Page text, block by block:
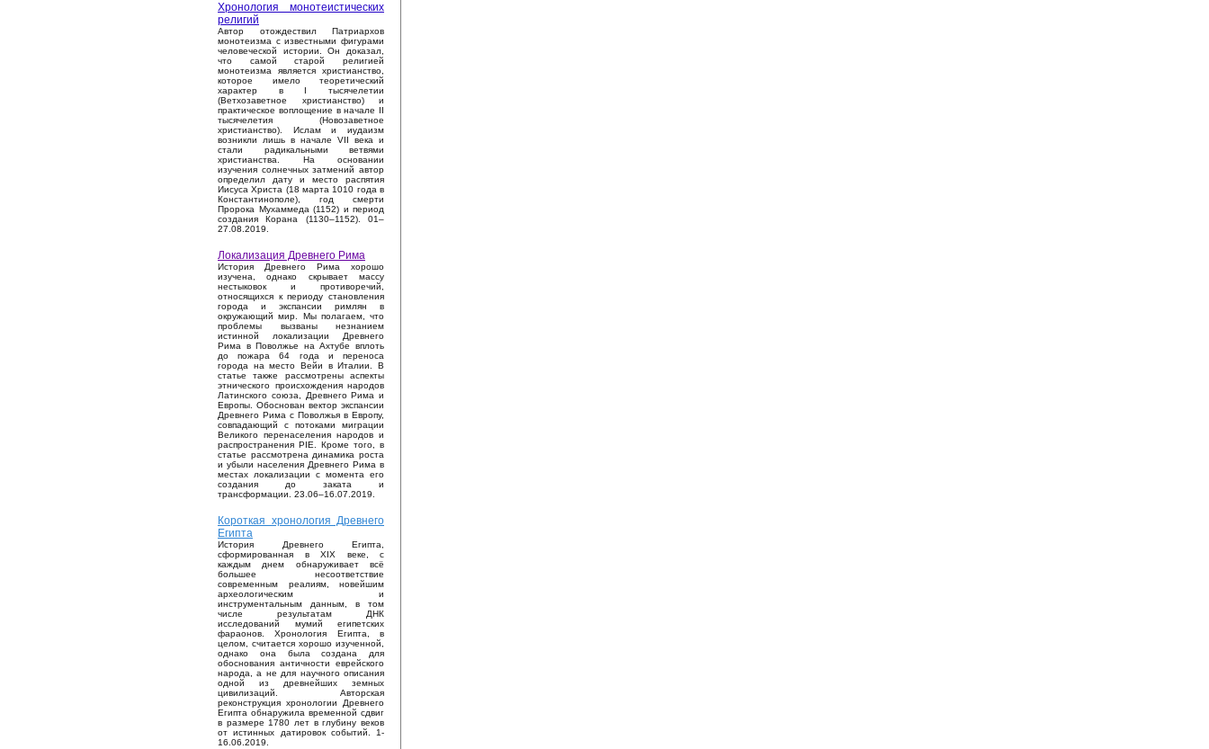
Хронология монотеистических
религий
Автор отождествил Патриархов
монотеизма с известными фигурами
человеческой истории. Он доказал,
что самой старой религией
монотеизма является христианство,
которое имело теоретический
характер в I тысячелетии
(Ветхозаветное христианство) и
практическое воплощение в начале II
тысячелетия (Новозаветное
христианство). Ислам и иудаизм
возникли лишь в начале VII века и
стали радикальными ветвями
христианства. На основании
изучения солнечных затмений автор
определил дату и место распятия
Иисуса Христа (18 марта 1010 года в
Константинополе), год смерти
Пророка Мухаммеда (1152) и период
создания Корана (1130–1152). 01–
27.08.2019.
Локализация Древнего Рима
История Древнего Рима хорошо
изучена, однако скрывает массу
нестыковок и противоречий,
относящихся к периоду становления
города и экспансии римлян в
окружающий мир. Мы полагаем, что
проблемы вызваны незнанием
истинной локализации Древнего
Рима в Поволжье на Ахтубе вплоть
до пожара 64 года и переноса
города на место Вейи в Италии. В
статье также рассмотрены аспекты
этнического происхождения народов
Латинского союза, Древнего Рима и
Европы. Обоснован вектор экспансии
Древнего Рима с Поволжья в Европу,
совпадающий с потоками миграции
Великого перенаселения народов и
распространения PIE. Кроме того, в
статье рассмотрена динамика роста
и убыли населения Древнего Рима в
местах локализации с момента его
создания до заката и
трансформации. 23.06–16.07.2019.
Короткая хронология Древнего
Египта
История Древнего Египта,
сформированная в XIX веке, с
каждым днем обнаруживает всё
большее несоответствие
современным реалиям, новейшим
археологическим и
инструментальным данным, в том
числе результатам ДНК
исследований мумий египетских
фараонов. Хронология Египта, в
целом, считается хорошо изученной,
однако она была создана для
обоснования античности еврейского
народа, а не для научного описания
одной из древнейших земных
цивилизаций. Авторская
реконструкция хронологии Древнего
Египта обнаружила временной сдвиг
в размере 1780 лет в глубину веков
от истинных датировок событий. 1-
16.06.2019.